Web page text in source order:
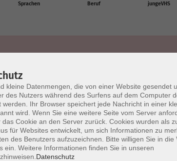
Sprachen Beruf jungeVHS
Impressum
kleine Datenmengen, die von einer Website gesendet
des Nutzers während des Surfens auf dem Computer
werden. Ihr Browser speichert jede Nachricht in einer
wird. Wenn Sie eine weitere Seite vom Server
das Cookie an den Server zurück. Cookies wurden als
für Websites entwickelt, um sich Informationen zu
des Benutzers aufzuzeichnen. Bitte willigen Sie in die
ein. Weitere Informationen finden Sie in unseren
Datenschutz